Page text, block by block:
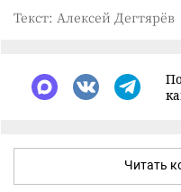
Текст: Алексей Дегтярёв
Читать